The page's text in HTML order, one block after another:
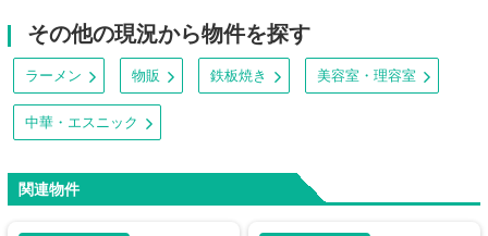
その他の現況から物件を探す
ラーメン 物販 鉄板焼き 美容室・理容室
中華・エスニック
関連物件